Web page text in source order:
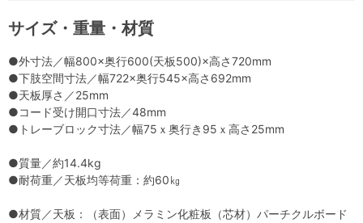
サイズ・重量・材質
●外寸法／幅800×奥行600(天板500)×高さ720mm
●下肢空間寸法／幅722×奥行545×高さ692mm
●天板厚さ／25mm
●コード受け開口寸法／48mm
●トレーブロック寸法／幅75ｘ奥行き95ｘ高さ25mm
●質量／約14.4kg
●耐荷重／天板均等荷重：約60㎏
●材質／天板：（表面）メラミン化粧板（芯材）パーチクルボード